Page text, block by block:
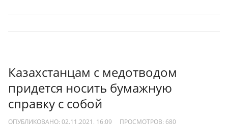
Казахстанцам с медотводом
придется носить бумажную
справку с собой
ОПУБЛИКОВАНО: 02.11.2021, 16:09 ПРОСМОТРОВ: 680